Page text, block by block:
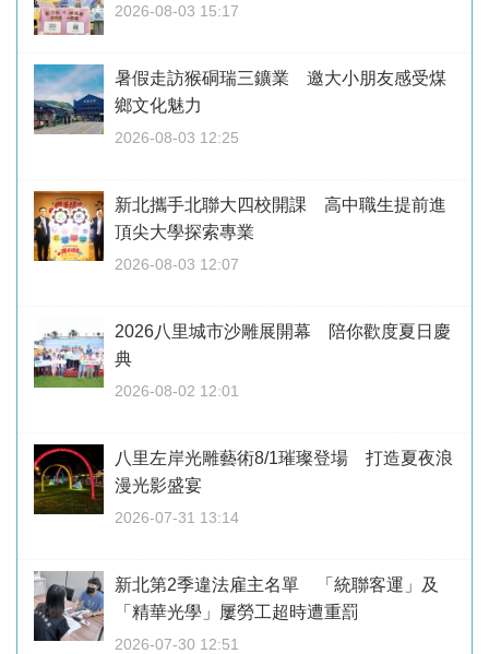
2026-08-03 15:17
暑假走訪猴硐瑞三鑛業 邀大小朋友感受煤
鄉文化魅力
2026-08-03 12:25
新北攜手北聯大四校開課 高中職生提前進
頂尖大學探索專業
2026-08-03 12:07
2026八里城市沙雕展開幕 陪你歡度夏日慶
典
2026-08-02 12:01
八里左岸光雕藝術8/1璀璨登場 打造夏夜浪
漫光影盛宴
2026-07-31 13:14
新北第2季違法雇主名單 「統聯客運」及
「精華光學」屢勞工超時遭重罰
2026-07-30 12:51